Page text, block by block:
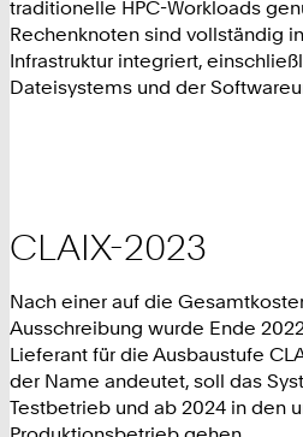
traditionelle HPC-Workloads
Rechenknoten sind vollständig
Infrastruktur integriert,
Dateisystems und der
CLAIX-2023
Nach einer auf die
Ausschreibung wurde Ende
Lieferant für die Ausbaustufe
der Name andeutet, soll das
Testbetrieb und ab 2024 in den